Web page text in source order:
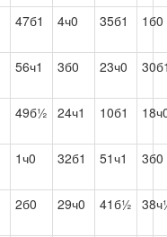
47б1 4ч0 35б1 1б0
56ч1 3б0 23ч0
49б½ 24ч1 10б1
1ч0 32б1 51ч1 3б0
2б0 29ч0 41б½